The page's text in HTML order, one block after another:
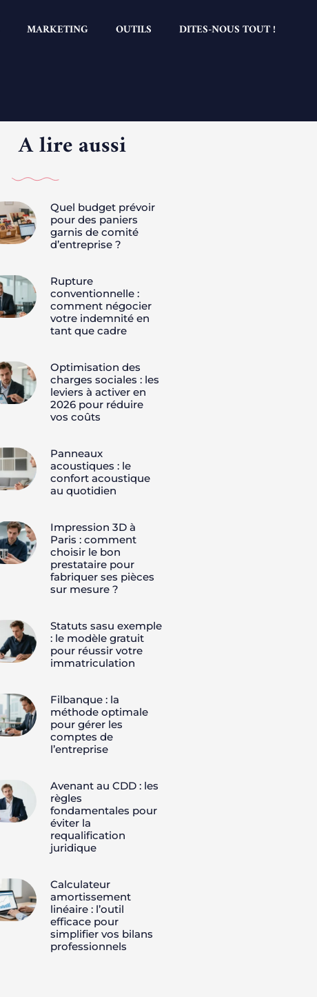
MARKETING OUTILS DITES-NOUS TOUT !
A lire aussi
Quel budget prévoir
pour des paniers
garnis de comité
d’entreprise ?
Rupture
conventionnelle :
comment négocier
votre indemnité en
tant que cadre
Optimisation des
charges sociales : les
leviers à activer en
2026 pour réduire
vos coûts
Panneaux
acoustiques : le
confort acoustique
au quotidien
Impression 3D à
Paris : comment
choisir le bon
prestataire pour
fabriquer ses pièces
sur mesure ?
Statuts sasu exemple
: le modèle gratuit
pour réussir votre
immatriculation
Filbanque : la
méthode optimale
pour gérer les
comptes de
l’entreprise
Avenant au CDD : les
règles
fondamentales pour
éviter la
requalification
juridique
Calculateur
amortissement
linéaire : l’outil
efficace pour
simplifier vos bilans
professionnels